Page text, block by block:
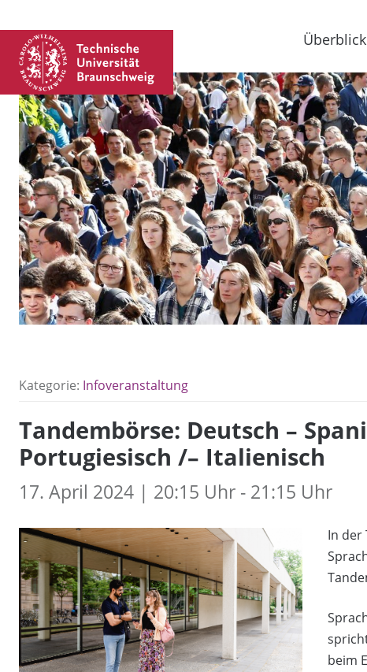
Überblick
Kategorie: Infoveranstaltung
Tandembörse: Deutsch –
Portugiesisch /– Italienisch
17. April 2024 | 20:15 Uhr - 21:15 Uhr
In der
beim